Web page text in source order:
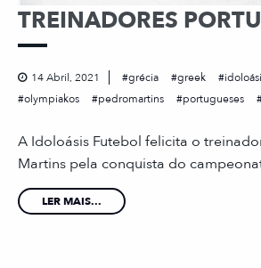
TREINADORES
14 Abril, 2021 grécia greek
olympiakos
pedromartins portugueses
A Idoloásis Futebol felicita o
Martins pela conquista do
LER MAIS...